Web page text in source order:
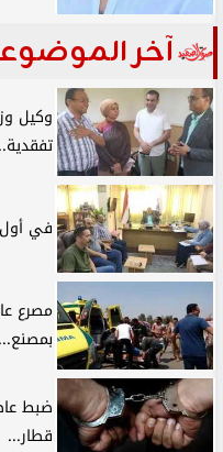
آخر
وكيل
في
مصرع
بمصنع...
قطار...